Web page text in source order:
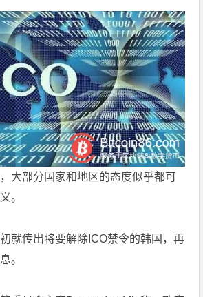
大部分国家和地区的态度似乎都可
。
就传出将要解除 ICO禁令的韩国，再
。